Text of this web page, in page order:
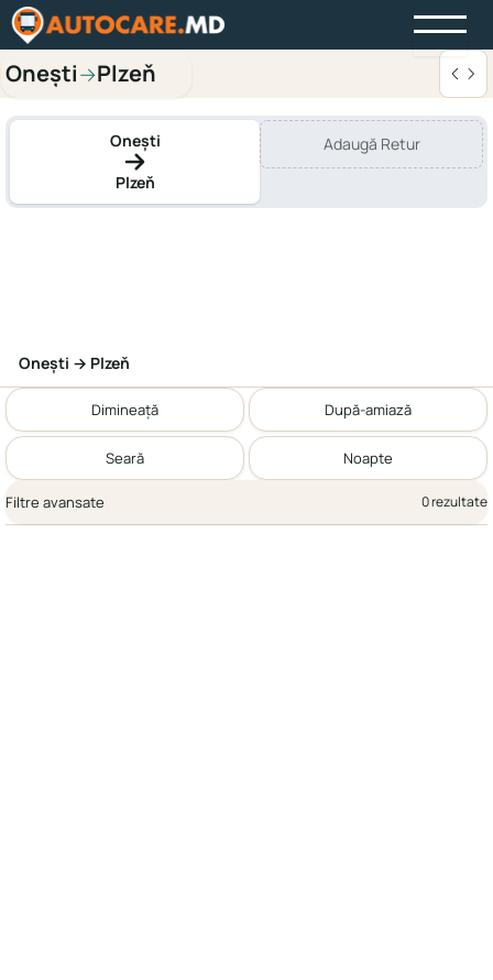
Onești→Plzeň
Onești
Plzeň
Adaugă Retur
Onești → Plzeň
Dimineață După-amiază
Seară Noapte
Filtre avansate 0 rezultate